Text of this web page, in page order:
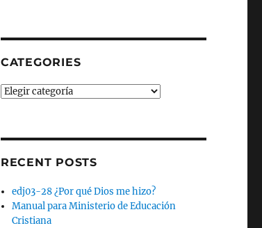
CATEGORIES
Categories
RECENT POSTS
edj03-28 ¿Por qué Dios me hizo?
Manual para Ministerio de Educación
Cristiana